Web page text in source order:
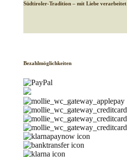
Südtiroler-Tradition – mit Liebe verarbeitet
Bezahlmöglichkeiten